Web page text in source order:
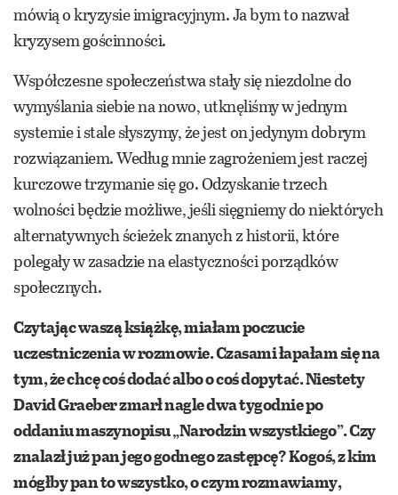
mówią o kryzysie imigracyjnym. Ja bym to nazwał
kryzysem gościnności.
Współczesne społeczeństwa stały się niezdolne do
wymyślania siebie na nowo, utknęliśmy w jednym
systemie i stale słyszymy, że jest on jedynym dobrym
rozwiązaniem. Według mnie zagrożeniem jest raczej
kurczowe trzymanie się go. Odzyskanie trzech
wolności będzie możliwe, jeśli sięgniemy do niektórych
alternatywnych ścieżek znanych z historii, które
polegały w zasadzie na elastyczności porządków
społecznych.
Czytając waszą książkę, miałam poczucie
uczestniczenia w rozmowie. Czasami łapałam się na
tym, że chcę coś dodać albo o coś dopytać. Niestety
David Graeber zmarł nagle dwa tygodnie po
oddaniu maszynopisu „Narodzin wszystkiego”. Czy
znalazł już pan jego godnego zastępcę? Kogoś, z kim
mógłby pan to wszystko, o czym rozmawiamy,